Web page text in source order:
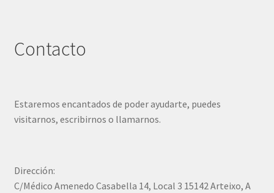
Contacto
Estaremos encantados de poder ayudarte, puedes
visitarnos, escribirnos o llamarnos.
Dirección:
C/Médico Amenedo Casabella 14, Local 3 15142 Arteixo, A